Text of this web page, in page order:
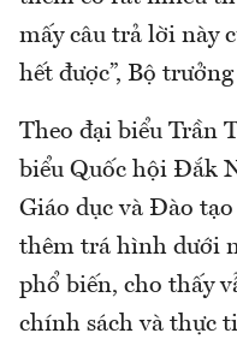
mấy câu trả lời này
hết được”, Bộ
Theo đại biểu Trần
biểu Quốc hội Đắk
Giáo dục và Đào
thêm trá hình dưới
phổ biến, cho thấy
chính sách và thực